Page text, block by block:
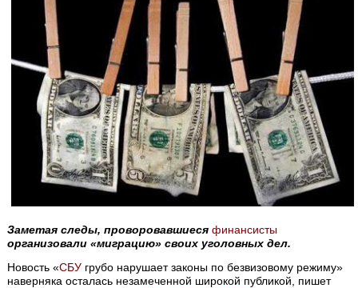
Заметая следы, проворовавшиесяфинансисты
организовали «миграцию» своих уголовных дел.
Новость «СБУ грубо нарушает законы по безвизовому режиму»
наверняка осталась незамеченной широкой публикой, пишет